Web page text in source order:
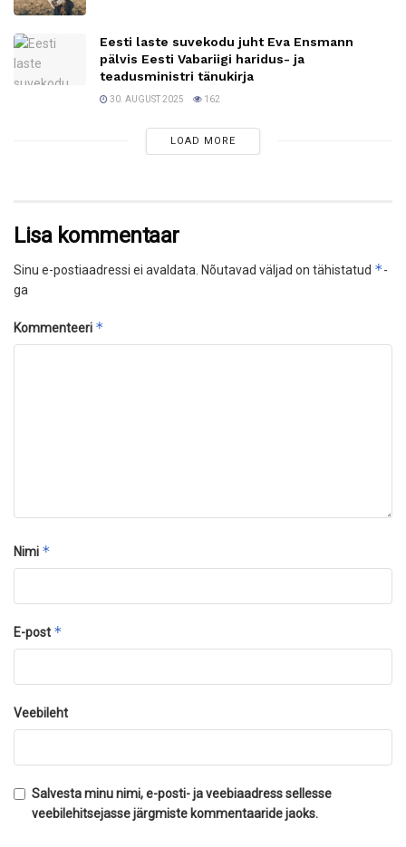
Eesti laste suvekodu juht Eva Ensmann
pälvis Eesti Vabariigi haridus- ja
teadusministri tänukirja
30. AUGUST 2025 162
LOAD MORE
Lisa kommentaar
Sinu e-postiaadressi ei avaldata. Nõutavad väljad on tähistatud *-
ga
Kommenteeri *
Nimi *
E-post *
Veebileht
Salvesta minu nimi, e-posti- ja veebiaadress sellesse
veebilehitsejasse järgmiste kommentaaride jaoks.